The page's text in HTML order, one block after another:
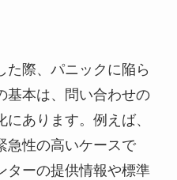
た際、パニックに陥ら
基本は、問い合わせの
あります。例えば、
急性の高いケースで
ターの提供情報や標準